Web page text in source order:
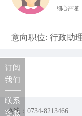
细心严谨
意向职位: 行政助
热线：0734-8213466
订阅
我们
联系
客服